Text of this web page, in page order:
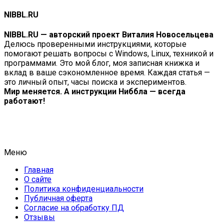
NIBBL.RU
NIBBL.RU — авторский проект Виталия Новосельцева
Делюсь проверенными инструкциями, которые
помогают решать вопросы с Windows, Linux, техникой и
программами. Это мой блог, моя записная книжка и
вклад в ваше сэкономленное время. Каждая статья —
это личный опыт, часы поиска и экспериментов.
Мир меняется. А инструкции Ниббла — всегда
работают!
Меню
Главная
О сайте
Политика конфиденциальности
Публичная оферта
Согласие на обработку ПД
Отзывы